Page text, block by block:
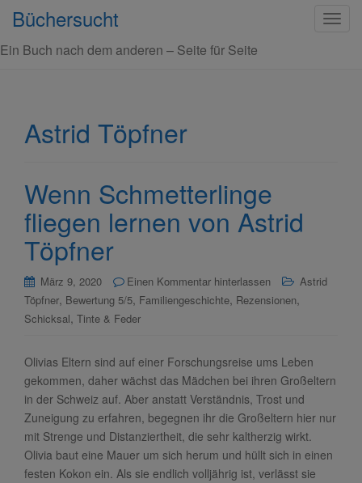
S
Büchersucht
Ein Buch nach dem anderen – Seite für Seite
Astrid Töpfner
Wenn Schmetterlinge
fliegen lernen von Astrid
Töpfner
März 9, 2020 Einen Kommentar hinterlassen
Astrid
Töpfner, Bewertung 5/5, Familiengeschichte, Rezensionen,
Schicksal, Tinte & Feder
Olivias Eltern sind auf einer Forschungsreise ums Leben
gekommen, daher wächst das Mädchen bei ihren Großeltern
in der Schweiz auf. Aber anstatt Verständnis, Trost und
Zuneigung zu erfahren, begegnen ihr die Großeltern hier nur
mit Strenge und Distanziertheit, die sehr kaltherzig wirkt.
Olivia baut eine Mauer um sich herum und hüllt sich in einen
festen Kokon ein. Als sie endlich volljährig ist, verlässt sie